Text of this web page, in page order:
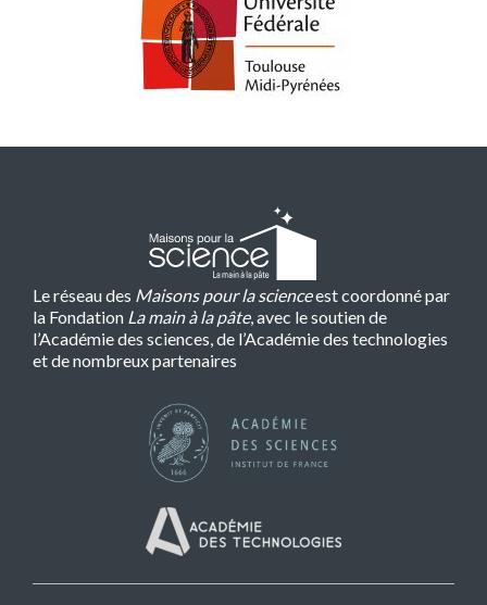
Le réseau des Maisons pour la scienceest coordonné par
la Fondation La main à la pâte, avec le soutien de
l’Académie des sciences, de l’Académie des technologies
et de nombreux partenaires